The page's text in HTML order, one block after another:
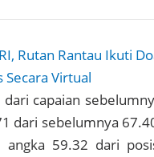
Rutan Rantau Ikuti
Secara Virtual
capaian
dari sebelumnya
angka 59.32 dari